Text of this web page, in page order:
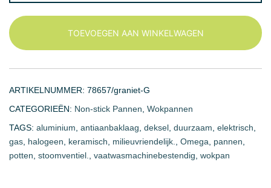
Vok
TOEVOEGEN AAN WINKELWAGEN
ARTIKELNUMMER: 78657/graniet-G
CATEGORIEËN: Non-stick Pannen Wokpannen
TAGS: aluminium antiaanbaklaag deksel duurzaam elektrisch
gas halogeen keramisch milieuvriendelijk. Omega pannen
potten stoomventiel. vaatwasmachinebestendig wokpan